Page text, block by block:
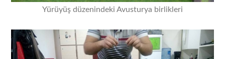
Yürüyüş düzenindeki Avusturya birlikleri